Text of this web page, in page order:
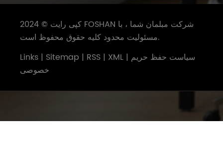
کپی رایت © 2024 FOSHAN شرکت مبلمان شما ، با
مسئولیت محدود کلیه حقوق محفوظ است.
Links | Sitemap | RSS | XML | سیاست حفظ حریم
خصوصی